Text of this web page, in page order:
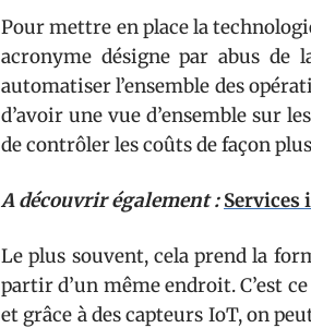
Pour mettre en place la
acronyme désigne par abus de
automatiser l’ensemble des
d’avoir une vue d’ensemble sur
de contrôler les coûts de façon
A découvrir également : Services
Le plus souvent, cela prend la
partir d’un même endroit. C’est
et grâce à des capteurs IoT, on